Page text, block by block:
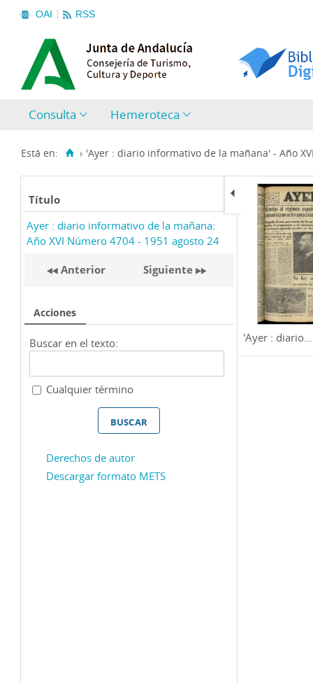
OAI RSS
Consulta Hemeroteca
Está en: › 'Ayer : diario informativo de la mañana' - Año
Título
Ayer : diario informativo de la mañana:
Año XVI Número 4704 - 1951 agosto 24
Anterior Siguiente
Acciones
Buscar en el texto:
Cualquier término
Derechos de autor
Descargar formato METS
'Ayer : diario...